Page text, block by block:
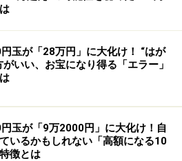
スシート（貸借対照表）は国民
計のバランスシート（貸借対照
「霞が関の埋蔵金」は発掘され
霞が関の埋蔵金」は「埋蔵金」
す。
玉が「28万円」に大化け！ “はが
がいい、お宝になり得る「エラー」
玉が「9万2000円」に大化け！自
いるかもしれない「高額になる10
徴とは